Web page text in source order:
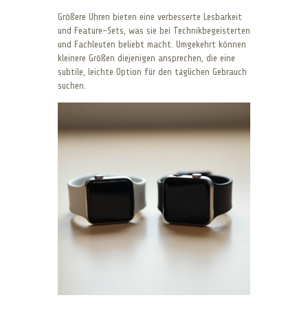
Größere Uhren bieten eine verbesserte Lesbarkeit
und Feature-Sets, was sie bei Technikbegeisterten
und Fachleuten beliebt macht. Umgekehrt können
kleinere Größen diejenigen ansprechen, die eine
subtile, leichte Option für den täglichen Gebrauch
suchen.